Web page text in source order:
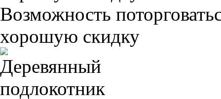
Возможность
хорошую скидку